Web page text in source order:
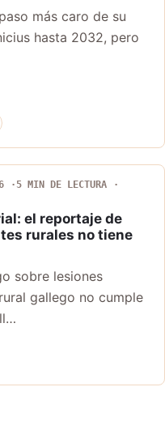
más caro de su
hasta 2032, pero
5 MIN DE LECTURA
el reportaje de
rurales no tiene
sobre lesiones
gallego no cumple